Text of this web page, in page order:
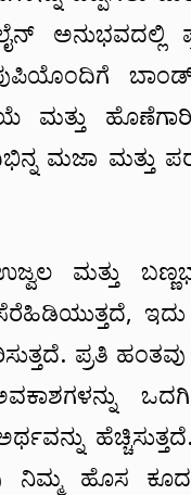
ಅನುಭವದಲ್ಲಿ
ಮತ್ತು
ಮಜಾ ಮತ್ತು
ಮತ್ತು
ಇದು
ಪ್ರತಿ
ನಿಮ್ಮ ಹೊಸ